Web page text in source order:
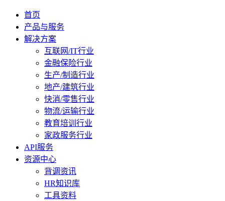
首页
产品与服务
解决方案
互联网/IT行业
金融保险行业
生产/制造行业
地产/建筑行业
快消/零售行业
物流/运输行业
教育培训行业
家政服务行业
API服务
资源中心
背调资讯
HR知识库
工具资料